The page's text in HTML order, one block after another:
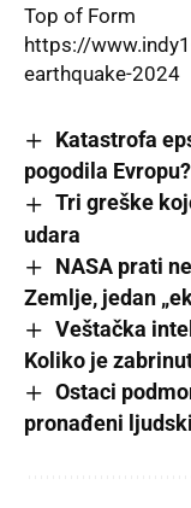
Top of Form
https://
earthquake-2024
Katastrofa
pogodila Evropu?
Tri greške
udara
NASA prati
Zemlje, jedan
Veštačka
Koliko je
Ostaci
pronađeni